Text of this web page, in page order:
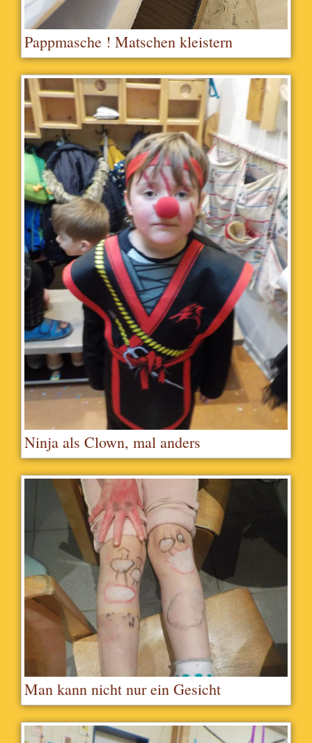
Pappmasche ! Matschen kleistern
super!!!!
Ninja als Clown, mal anders
Man kann nicht nur ein Gesicht
schminken, sondern auch unsere Knie